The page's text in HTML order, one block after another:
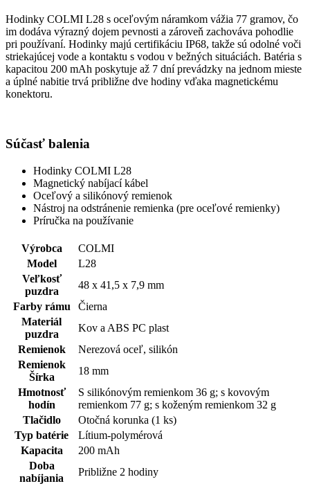
Hodinky COLMI L28 s oceľovým náramkom vážia 77 gramov, čo
im dodáva výrazný dojem pevnosti a zároveň zachováva pohodlie
pri používaní. Hodinky majú certifikáciu IP68, takže sú odolné voči
striekajúcej vode a kontaktu s vodou v bežných situáciách. Batéria s
kapacitou 200 mAh poskytuje až 7 dní prevádzky na jednom mieste
a úplné nabitie trvá približne dve hodiny vďaka magnetickému
konektoru.
Súčasť balenia
Hodinky COLMI L28
Magnetický nabíjací kábel
Oceľový a silikónový remienok
Nástroj na odstránenie remienka (pre oceľové remienky)
Príručka na používanie
Výrobca
COLMI
Model
L28
Veľkosť
puzdra
48 x 41,5 x 7,9 mm
Farby rámu
Čierna
Materiál
puzdra
Kov a ABS PC plast
Remienok
Nerezová oceľ, silikón
Remienok
Šírka
18 mm
Hmotnosť
hodín
S silikónovým remienkom 36 g; s kovovým
remienkom 77 g; s koženým remienkom 32 g
Tlačidlo
Otočná korunka (1 ks)
Typ batérie
Lítium-polymérová
Kapacita
200 mAh
Doba
nabíjania
Približne 2 hodiny